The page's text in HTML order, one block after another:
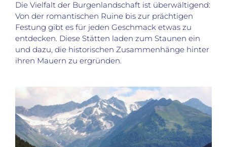
Die Vielfalt der Burgenlandschaft ist überwältigend:
Von der romantischen Ruine bis zur prächtigen
Festung gibt es für jeden Geschmack etwas zu
entdecken. Diese Stätten laden zum Staunen ein
und dazu, die historischen Zusammenhänge hinter
ihren Mauern zu ergründen.